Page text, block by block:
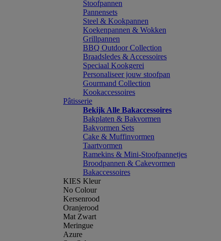
Stoofpannen
Pannensets
Steel & Kookpannen
Koekenpannen & Wokken
Grillpannen
BBQ Outdoor Collection
Braadsledes & Accessoires
Speciaal Kookgerei
Personaliseer jouw stoofpan
Gourmand Collection
Kookaccessoires
Pâtisserie
Bekijk Alle Bakaccessoires
Bakplaten & Bakvormen
Bakvormen Sets
Cake & Muffinvormen
Taartvormen
Ramekins & Mini-Stoofpannetjes
Broodpannen & Cakevormen
Bakaccessoires
KIES Kleur
No Colour
Kersenrood
Oranjerood
Mat Zwart
Meringue
Azure